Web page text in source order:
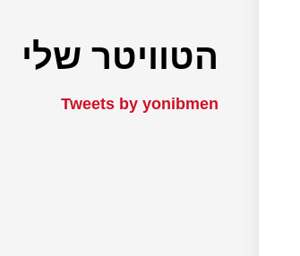
הטוויטר שלי
Tweets by yonibmen